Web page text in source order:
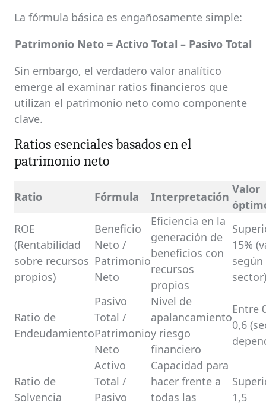
La fórmula básica es engañosamente simple:
Patrimonio Neto = Activo Total – Pasivo Total
Sin embargo, el verdadero valor analítico
emerge al examinar ratios financieros que
utilizan el patrimonio neto como componente
clave.
Ratios esenciales basados en el
patrimonio neto
Ratio Fórmula Interpretación
Valor
ROE
(Rentabilidad
sobre recursos
propios)
Beneficio
Neto /
Patrimonio
Neto
Eficiencia en la
generación de
beneficios con
recursos
propios
15%
según
sector)
Ratio de
Endeudamiento
Pasivo
Total /
Patrimonio
Neto
Nivel de
apalancamiento
y riesgo
financiero
Entre
0,6
Ratio de
Solvencia
Activo
Total /
Pasivo
Capacidad para
hacer frente a
todas las
1,5